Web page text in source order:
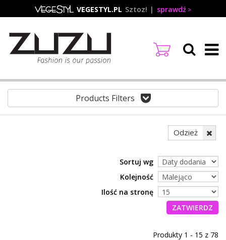
do
treści
VEGESTYL.PL Sztoz! sprawdź
Products Filters
Odzież
Sortuj wg
Kolejność
Ilość na stronę
Produkty 1 - 15 z 78